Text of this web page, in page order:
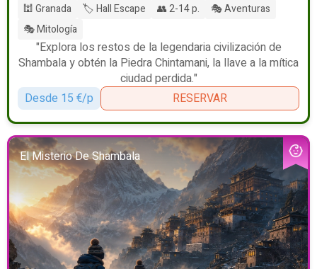
🕍 Granada 🏷️ Hall Escape 👥 2-14 p.
🎭 Aventuras
🎭 Mitología
"Explora los restos de la legendaria civilización de
Shambala y obtén la Piedra Chintamani, la llave a la mítica
ciudad perdida."
Desde 15 €/p
RESERVAR
El Misterio De Shambala